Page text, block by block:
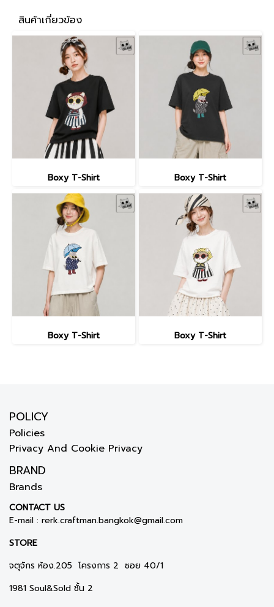
สินค้าเกี่ยวข้อง
Boxy T-Shirt Boxy T-Shirt
Boxy T-Shirt Boxy T-Shirt
POLICY
Policies
Privacy And Cookie Privacy
BRAND
Brands
CONTACT US
E-mail : rerk.craftman.bangkok@gmail.com
STORE
จตุจักร ห้อง.205 โครงการ 2 ซอย 40/1
1981 Soul&Sold ชั้น 2